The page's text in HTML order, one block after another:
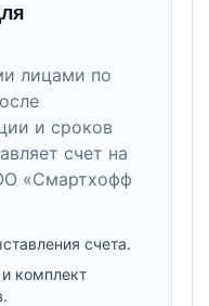
лицами по
и сроков
счет на
«Смартхофф
счета.
комплект